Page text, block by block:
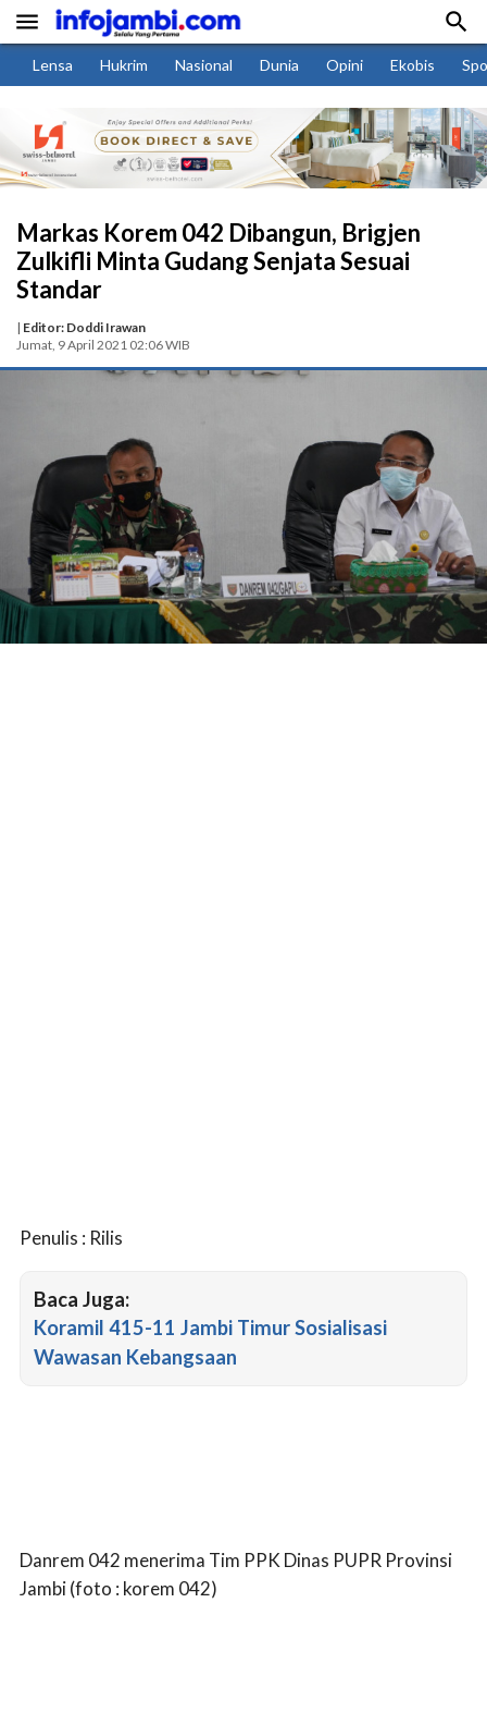
 
Lensa Hukrim Nasional Dunia Opini Ekobis
Markas Korem 042 Dibangun, Brigjen
Zulkifli Minta Gudang Senjata Sesuai
Standar
| Editor: Doddi Irawan
Jumat, 9 April 2021 02:06 WIB
Penulis : Rilis
Baca Juga:
Koramil 415-11 Jambi Timur Sosialisasi
Wawasan Kebangsaan
Danrem 042 menerima Tim PPK Dinas PUPR Provinsi
Jambi (foto : korem 042)